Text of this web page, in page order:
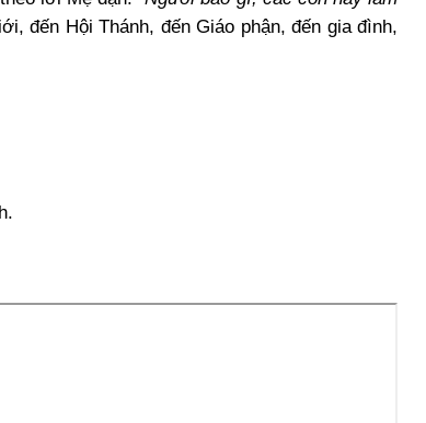
đến Hội Thánh, đến Giáo phận, đến gia đình,